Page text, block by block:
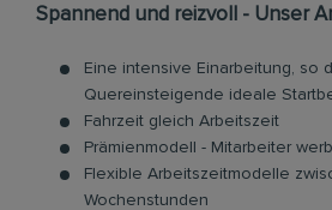
Spannend und reizvoll - Unser
Eine intensive Einarbeitung, so
Quereinsteigende ideale
Fahrzeit gleich Arbeitszeit
Prämienmodell - Mitarbeiter
Flexible Arbeitszeitmodelle
Wochenstunden